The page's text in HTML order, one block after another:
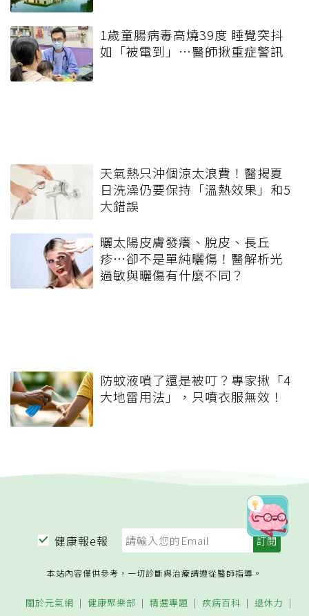
1歲童腸病毒高燒39度 睡覺突抖
如「被電到」…醫師揪重症警訊
天氣熱只沖個涼太浪費！醫揭夏
日洗澡仍要保持「溫熱效果」和5
大錯誤
曬太陽皮膚發癢、脫皮、長丘
疹…卻不是單純曬傷！醫解析光
過敏與曬傷有什麼不同？
防蚊液噴了還是被叮？專家揪「4
大地雷用法」，只噴衣服無效！
健康報e報
本站內容僅供參考，一切診斷與治療請遵從醫師指導。
關於元氣網 健康聚樂部 精選專題 疾病百科 退休力